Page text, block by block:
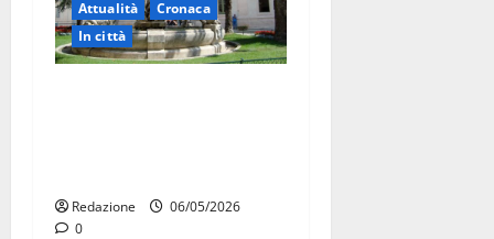
Attualità
Cronaca
In città
Redazione
06/05/2026
0